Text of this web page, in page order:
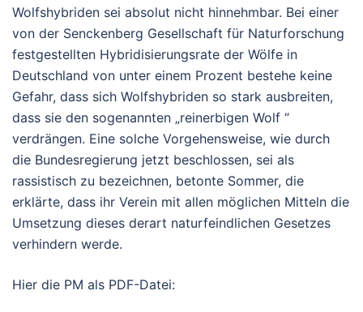
Wolfshybriden sei absolut nicht hinnehmbar. Bei einer
von der Senckenberg Gesellschaft für Naturforschung
festgestellten Hybridisierungsrate der Wölfe in
Deutschland von unter einem Prozent bestehe keine
Gefahr, dass sich Wolfshybriden so stark ausbreiten,
dass sie den sogenannten „reinerbigen Wolf “
verdrängen. Eine solche Vorgehensweise, wie durch
die Bundesregierung jetzt beschlossen, sei als
rassistisch zu bezeichnen, betonte Sommer, die
erklärte, dass ihr Verein mit allen möglichen Mitteln die
Umsetzung dieses derart naturfeindlichen Gesetzes
verhindern werde.
Hier die PM als PDF-Datei: